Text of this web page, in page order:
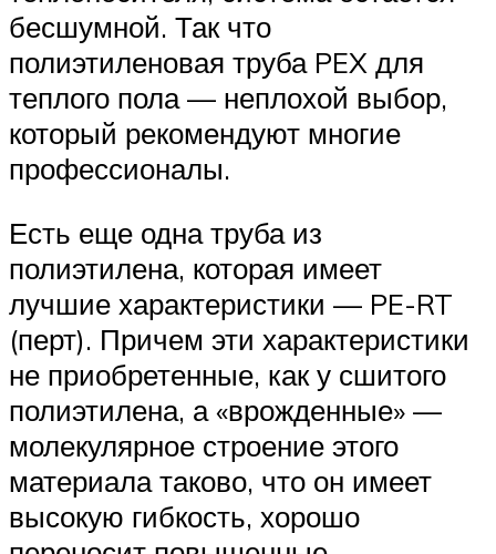
бесшумной. Так что
полиэтиленовая труба PEX для
теплого пола — неплохой выбор,
который рекомендуют многие
профессионалы.
Есть еще одна труба из
полиэтилена, которая имеет
лучшие характеристики — PE-RT
(перт). Причем эти характеристики
не приобретенные, как у сшитого
полиэтилена, а «врожденные» —
молекулярное строение этого
материала таково, что он имеет
высокую гибкость, хорошо